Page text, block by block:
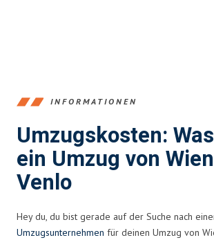
INFORMATIONEN
Umzugskosten:
ein Umzug von
Venlo
Hey du, du bist gerade auf der Suche nach
Umzugsunternehmen für deinen Umzug von